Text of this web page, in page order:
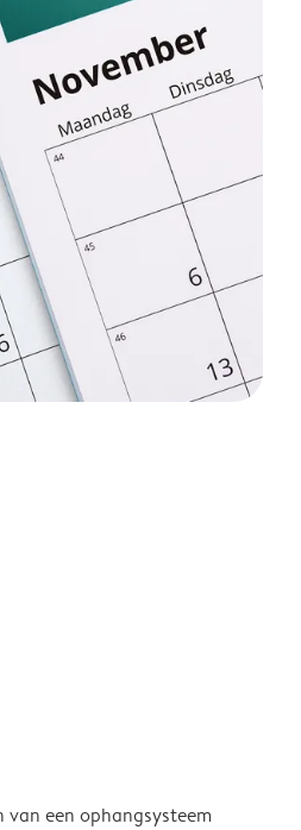
een ophangsysteem